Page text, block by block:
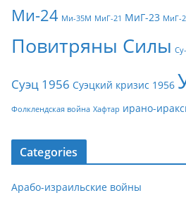
Ми-24 Ми-35М МиГ-21 МиГ-23 МиГ-
Повитряны Силы
Суэц 1956 Суэцкий кризис 1956
Фолклендская война Хафтар ирано-
Categories
Арабо-израильские войны